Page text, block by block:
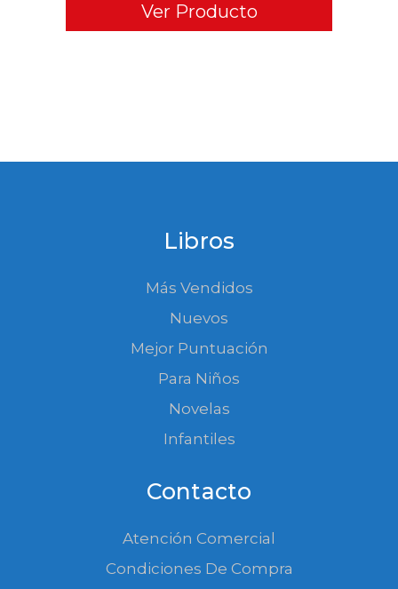
Ver Producto
Libros
Más Vendidos
Nuevos
Mejor Puntuación
Para Niños
Novelas
Infantiles
Contacto
Atención Comercial
Condiciones De Compra